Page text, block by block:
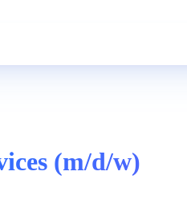
(m/d/w)